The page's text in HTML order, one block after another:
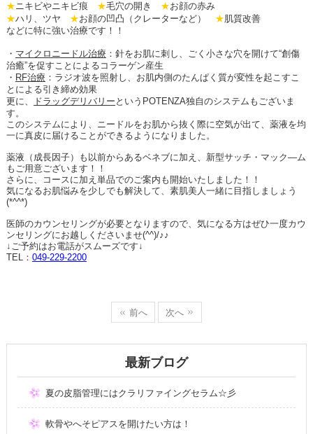
★ニキビやニキビ痕 ★毛穴の開き ★お顔の赤み
★ハリ、ツヤ ★お顔の凹凸（クレーターなど） ★肌質改善
などに特に強い治療です！！
・ マイクロニードル治療 ：針をお肌に刺し、ごく小さな穴を開けて“創傷
治癒”を促すことによるコラーゲン産生
・ RF治療 ：ラジオ波を照射し、お肌内側のたんぱく質が変性を起こすこ
とによる引き締め効果
更に、
ドラッグデリバリー という POTENZA独自のシステムもございま
す。
このシステムにより、ニードルをお肌から抜く際に空気が出て、薬液を均
一に真皮に届けることができるようになりました。
薬液（成長因子）も以前からあるベネブに加え、新型サッチ・マック―ム
もご用意ございます！！
さらに、コースに加え単品でのご案内も開始いたしました！！
気になるお肌悩みを少しでも解決して、素肌美人一緒に目指しましょう
(*^^*)
医師のカウンセリングが必要となりますので、気になる方はぜひ一度カウ
ンセリングにお越しくださいませ(^^)/♪♪
↓ご予約はお電話がスムーズです↓
TEL： 049-229-2200
前へ 次へ
最新ブログ
夏の皮脂管理にはクラリファイングセラム☆彡
軟骨やへそピアスを開けたい方は！